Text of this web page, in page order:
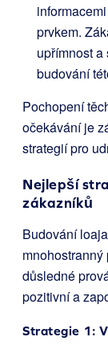
prvkem.
upřímnost
budování
Pochopení
očekávání je
strategií pro
Nejlepší
zákazníků
Budování
důsledné
pozitivní a
Strategie 1: